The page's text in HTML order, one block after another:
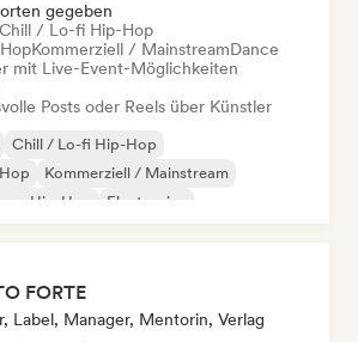
gegeben
Chill / Lo-fi Hip-Hop
Kommerziell / MainstreamDance
mit Live-Event-Möglichkeiten
Posts oder Reels über Künstler
Chill / Lo-fi Hip-Hop
Kommerziell / Mainstream
Hip-Hop
Electronica
FORTE
Label, Manager, Mentorin, Verlag